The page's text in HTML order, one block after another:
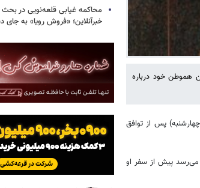
هموطن خود درباره
پس از توافق
می‌رسد پیش از سفر او
محاکمه غیابی قلعه‌نویی در بحث
خبرآنلاین؛ «فروش رویا» به جای